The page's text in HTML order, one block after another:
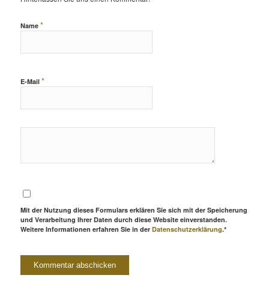
Name *
E-Mail *
Mit der Nutzung dieses Formulars erklären Sie sich mit der Speicherung
und Verarbeitung Ihrer Daten durch diese Website einverstanden.
Weitere Informationen erfahren Sie in der Datenschutzerklärung.*